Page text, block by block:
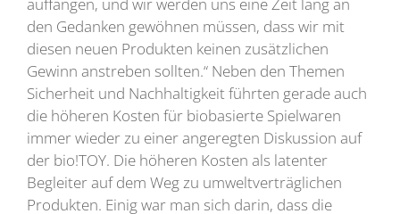
den Gedanken gewöhnen müssen, dass wir mit
diesen neuen Produkten keinen zusätzlichen
Gewinn anstreben sollten.“ Neben den Themen
Sicherheit und Nachhaltigkeit führten gerade auch
die höheren Kosten für biobasierte Spielwaren
immer wieder zu einer angeregten Diskussion auf
der bio!TOY. Die höheren Kosten als latenter
Begleiter auf dem Weg zu umweltverträglichen
Produkten. Einig war man sich darin, dass die